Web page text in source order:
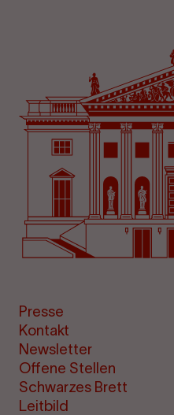
Presse
Kontakt
Newsletter
Offene Stellen
Schwarzes Brett
Leitbild